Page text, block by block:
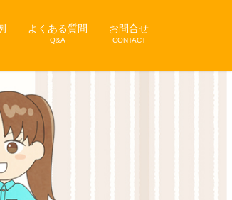
よくある質問
Q&A
お問合せ
CONTACT